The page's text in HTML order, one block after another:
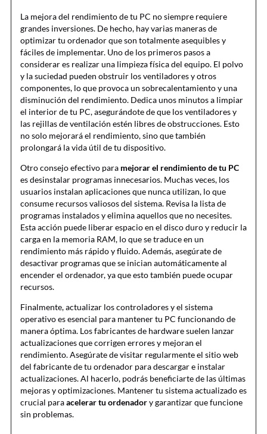
La mejora del rendimiento de tu PC no siempre requiere
grandes inversiones. De hecho, hay varias maneras de
optimizar tu ordenador que son totalmente asequibles y
fáciles de implementar. Uno de los primeros pasos a
considerar es realizar una limpieza física del equipo. El polvo
y la suciedad pueden obstruir los ventiladores y otros
componentes, lo que provoca un sobrecalentamiento y una
disminución del rendimiento. Dedica unos minutos a limpiar
el interior de tu PC, asegurándote de que los ventiladores y
las rejillas de ventilación estén libres de obstrucciones. Esto
no solo mejorará el rendimiento, sino que también
prolongará la vida útil de tu dispositivo.
Otro consejo efectivo para mejorar el rendimiento de tu PC
es desinstalar programas innecesarios. Muchas veces, los
usuarios instalan aplicaciones que nunca utilizan, lo que
consume recursos valiosos del sistema. Revisa la lista de
programas instalados y elimina aquellos que no necesites.
Esta acción puede liberar espacio en el disco duro y reducir la
carga en la memoria RAM, lo que se traduce en un
rendimiento más rápido y fluido. Además, asegúrate de
desactivar programas que se inician automáticamente al
encender el ordenador, ya que esto también puede ocupar
recursos.
Finalmente, actualizar los controladores y el sistema
operativo es esencial para mantener tu PC funcionando de
manera óptima. Los fabricantes de hardware suelen lanzar
actualizaciones que corrigen errores y mejoran el
rendimiento. Asegúrate de visitar regularmente el sitio web
del fabricante de tu ordenador para descargar e instalar
actualizaciones. Al hacerlo, podrás beneficiarte de las últimas
mejoras y optimizaciones. Mantener tu sistema actualizado es
crucial paraacelerar tu ordenadory garantizar que funcione
sin problemas.